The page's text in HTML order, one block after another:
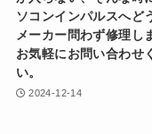
ソコンインパルスへど
メーカー問わず修理し
お気軽にお問い合わせ
い。
2024-12-14